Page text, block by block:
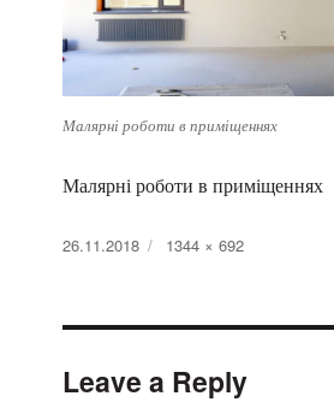
Малярні роботи в приміщеннях
Малярні роботи в приміщеннях
Posted
26.11.2018
Full
1344 × 692
Leave a Reply